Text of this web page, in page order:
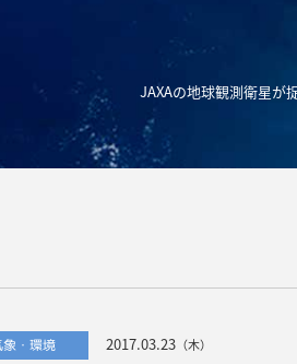
JAXAの地球観測衛星が
象・環境 2017.03.23 （木）